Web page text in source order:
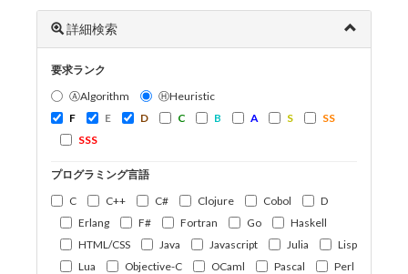
詳細検索
要求ランク
ⒶAlgorithm
ⒽHeuristic
F
E D C B A S
SS
SSS
プログラミング言語
C
C++ C# Clojure Cobol
D
Erlang
F# Fortran Go
Haskell
HTML/CSS
Java Javascript Julia
Lisp
Lua
Objective-C OCaml Pascal
Perl